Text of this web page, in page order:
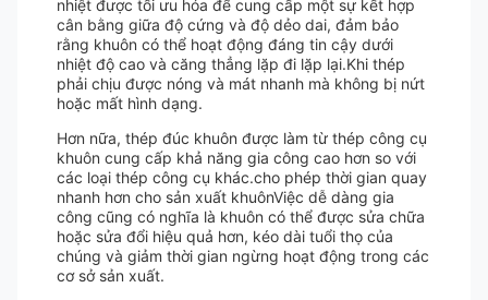
nhiệt được tối ưu hóa để cung cấp một sự kết hợp
cân bằng giữa độ cứng và độ dẻo dai, đảm bảo
rằng khuôn có thể hoạt động đáng tin cậy dưới
nhiệt độ cao và căng thẳng lặp đi lặp lại.Khi thép
phải chịu được nóng và mát nhanh mà không bị nứt
hoặc mất hình dạng.
Hơn nữa, thép đúc khuôn được làm từ thép công cụ
khuôn cung cấp khả năng gia công cao hơn so với
các loại thép công cụ khác.cho phép thời gian quay
nhanh hơn cho sản xuất khuônViệc dễ dàng gia
công cũng có nghĩa là khuôn có thể được sửa chữa
hoặc sửa đổi hiệu quả hơn, kéo dài tuổi thọ của
chúng và giảm thời gian ngừng hoạt động trong các
cơ sở sản xuất.